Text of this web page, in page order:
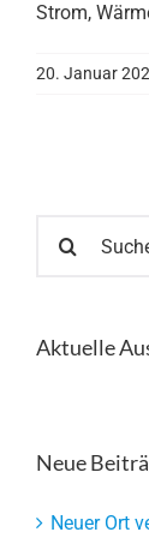
Strom,
20. Januar
nach:
Aktuelle
Neue
Neuer Ort